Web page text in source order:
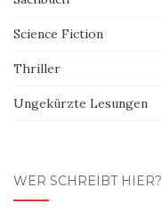
Science Fiction
Thriller
Ungekürzte Lesungen
WER SCHREIBT HIER?